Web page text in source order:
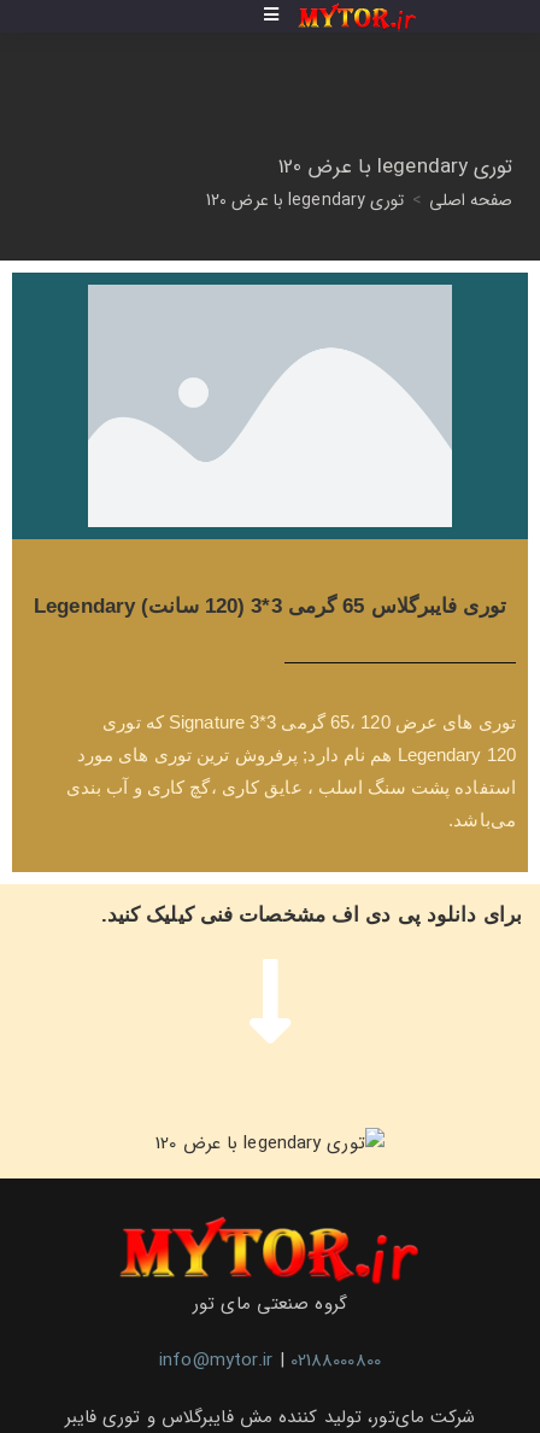
توری legendary با عرض 120
صفحه اصلی > توری legendary با عرض 120
توری فایبرگلاس 65 گرمی 3*3 (120 سانت) Legendary
توری های عرض 120 ،65 گرمی 3*3 Signature که توری
Legendary 120 هم نام دارد; پرفروش ترین توری های مورد
استفاده پشت سنگ اسلب ، عایق کاری ،گچ کاری و آب بندی
می‌باشد.
برای دانلود پی دی اف مشخصات فنی کیلیک کنید.
گروه صنعتی مای تور
info@mytor.ir | 02188000800
شرکت مای‌تور، تولید کننده مش فایبرگلاس و توری فایبر